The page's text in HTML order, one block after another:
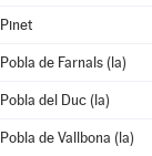
Pinet
Pobla de Farnals (la)
Pobla del Duc (la)
Pobla de Vallbona (la)